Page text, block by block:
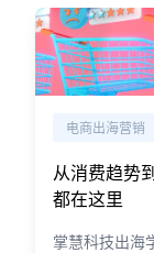
电商出海营销
从消费趋势
都在这里
掌慧科技出海